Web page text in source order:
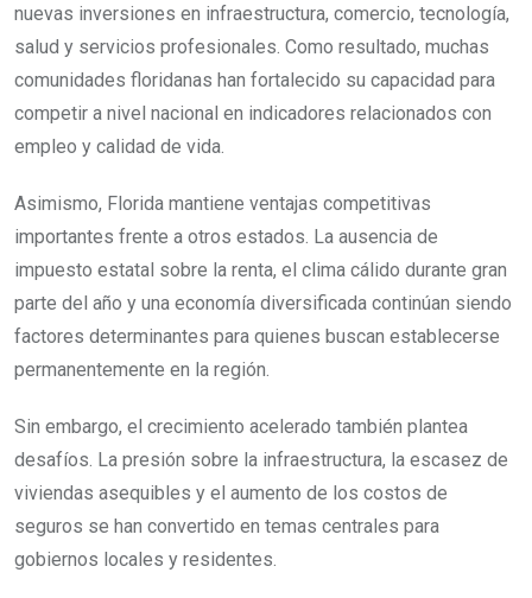
nuevas inversiones en infraestructura, comercio, tecnología,
salud y servicios profesionales. Como resultado, muchas
comunidades floridanas han fortalecido su capacidad para
competir a nivel nacional en indicadores relacionados con
empleo y calidad de vida.
Asimismo, Florida mantiene ventajas competitivas
importantes frente a otros estados. La ausencia de
impuesto estatal sobre la renta, el clima cálido durante gran
parte del año y una economía diversificada continúan siendo
factores determinantes para quienes buscan establecerse
permanentemente en la región.
Sin embargo, el crecimiento acelerado también plantea
desafíos. La presión sobre la infraestructura, la escasez de
viviendas asequibles y el aumento de los costos de
seguros se han convertido en temas centrales para
gobiernos locales y residentes.